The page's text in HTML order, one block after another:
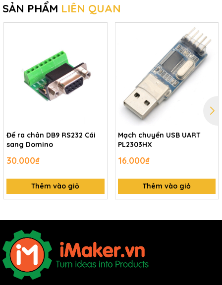
SẢN PHẨM LIÊN QUAN
Đế ra chân DB9 RS232 Cái
sang Domino
30.000₫
Thêm vào giỏ
Mạch chuyển USB UART
PL2303HX
16.000₫
Thêm vào giỏ